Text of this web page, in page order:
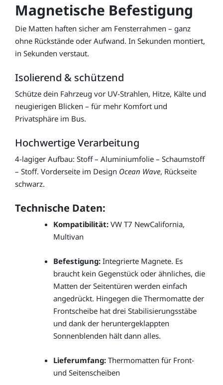
Magnetische Befestigung
Die Matten haften sicher am Fensterrahmen – ganz
ohne Rückstände oder Aufwand. In Sekunden montiert,
in Sekunden verstaut.
Isolierend & schützend
Schütze dein Fahrzeug vor UV-Strahlen, Hitze, Kälte und
neugierigen Blicken – für mehr Komfort und
Privatsphäre im Bus.
Hochwertige Verarbeitung
4-lagiger Aufbau: Stoff – Aluminiumfolie – Schaumstoff
– Stoff. Vorderseite im Design Ocean Wave, Rückseite
schwarz.
Technische Daten:
Kompatibilität: VW T7 NewCalifornia,
Multivan
Befestigung: Integrierte Magnete. Es
braucht kein Gegenstück oder ähnliches, die
Matten der Seitentüren werden einfach
angedrückt. Hingegen die Thermomatte der
Frontscheibe hat drei Stabilisierungsstäbe
und dank der heruntergeklappten
Sonnenblenden hält dann alles.
Lieferumfang: Thermomatten für Front-
und Seitenscheiben